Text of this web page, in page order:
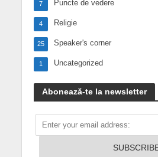
Puncte de vedere
7
Religie
4
Speaker's corner
25
Uncategorized
1
Abonează-te la newsletter